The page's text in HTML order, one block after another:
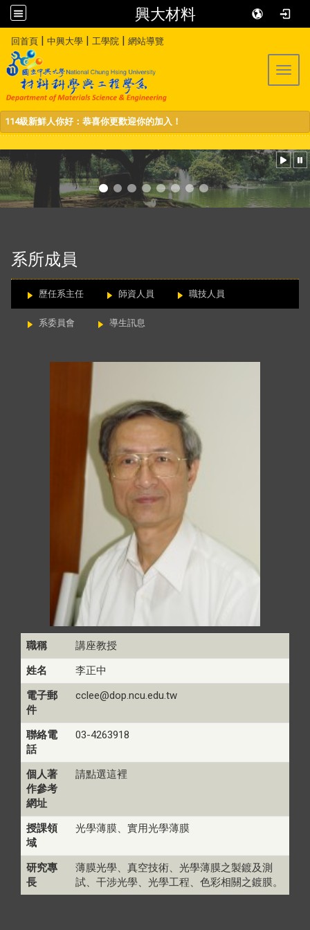
興大材料
回首頁 | 中興大學 | 工學院 | 網站導覽
114級新鮮人你好：恭喜你更歡迎你的加入！
系所成員
歷任系主任 師資人員 職技人員
系委員會 導生訊息
職稱
講座教授
姓名
李正中
電子郵
件
cclee@dop.ncu.edu.tw
聯絡電
話
03-4263918
個人著
作參考
網址
請點選這裡
授課領
域
光學薄膜、實用光學薄膜
研究專
長
薄膜光學、真空技術、光學薄膜之製鍍及測
試、干涉光學、光學工程、色彩相關之鍍膜。